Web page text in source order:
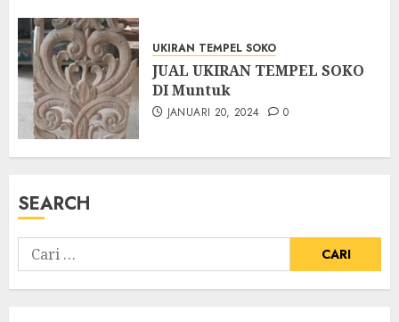
UKIRAN TEMPEL SOKO
JUAL UKIRAN TEMPEL SOKO
DI Muntuk
JANUARI 20, 2024 0
SEARCH